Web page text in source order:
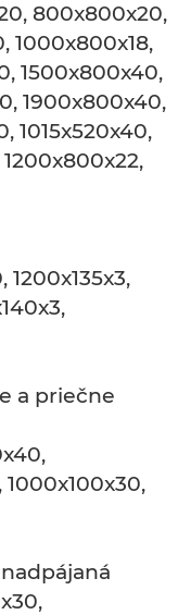
800x800x20,
1000x800x18,
1500x800x40,
1900x800x40,
1015x520x40,
a priečne